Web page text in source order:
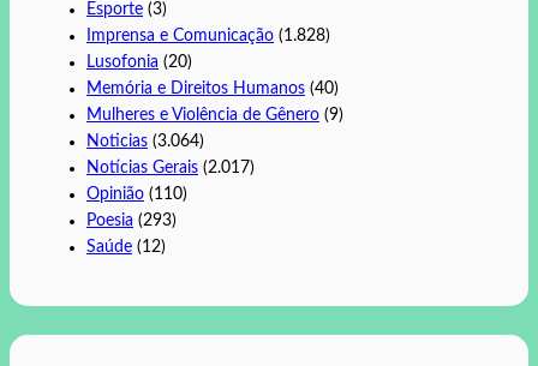
Esporte (3)
Imprensa e Comunicação (1.828)
Lusofonia (20)
Memória e Direitos Humanos (40)
Mulheres e Violência de Gênero (9)
Noticias (3.064)
Notícias Gerais (2.017)
Opinião (110)
Poesia (293)
Saúde (12)